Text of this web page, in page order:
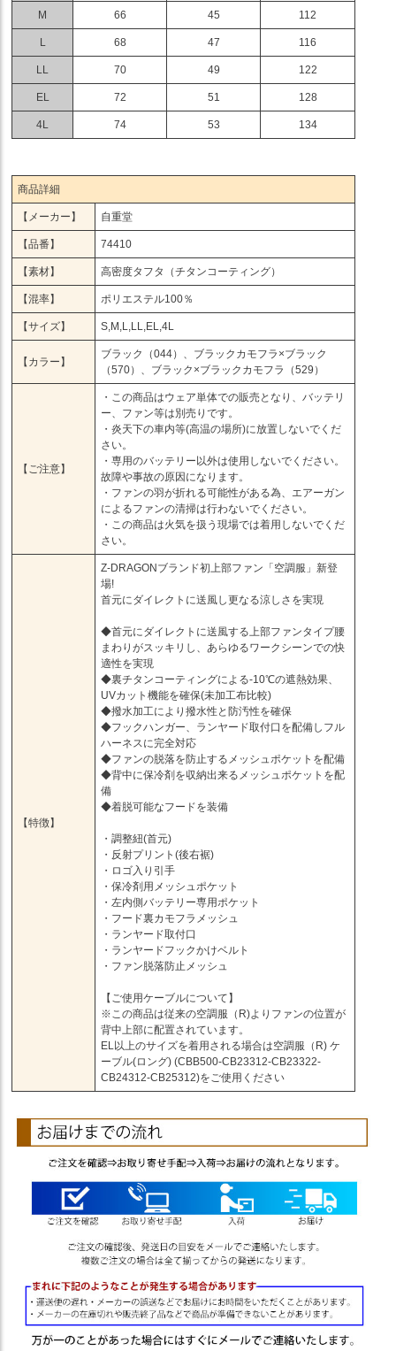
M 66 45 112
L 68 47 116
LL 70 49 122
EL 72 51 128
4L 74 53 134
商品詳細
【メーカー】 自重堂
【品番】 74410
【素材】 高密度タフタ（チタンコーティング）
【混率】 ポリエステル100％
【サイズ】 S,M,L,LL,EL,4L
【カラー】
ブラック（044）、ブラックカモフラ×ブラック
（570）、ブラック×ブラックカモフラ（529）
【ご注意】
・この商品はウェア単体での販売となり、バッテリ
ー、ファン等は別売りです。
・炎天下の車内等(高温の場所)に放置しないでくだ
さい。
・専用のバッテリー以外は使用しないでください。
故障や事故の原因になります。
・ファンの羽が折れる可能性がある為、エアーガン
によるファンの清掃は行わないでください。
・この商品は火気を扱う現場では着用しないでくだ
さい。
【特徴】
Z-DRAGONブランド初上部ファン「空調服」新登
場!
首元にダイレクトに送風し更なる涼しさを実現
◆首元にダイレクトに送風する上部ファンタイプ腰
まわりがスッキリし、あらゆるワークシーンでの快
適性を実現
◆裏チタンコーティングによる-10℃の遮熱効果、
UVカット機能を確保(未加工布比較)
◆撥水加工により撥水性と防汚性を確保
◆フックハンガー、ランヤード取付口を配備しフル
ハーネスに完全対応
◆ファンの脱落を防止するメッシュポケットを配備
◆背中に保冷剤を収納出来るメッシュポケットを配
備
◆着脱可能なフードを装備
・調整紐(首元)
・反射プリント(後右裾)
・ロゴ入り引手
・保冷剤用メッシュポケット
・左内側バッテリー専用ポケット
・フード裏カモフラメッシュ
・ランヤード取付口
・ランヤードフックかけベルト
・ファン脱落防止メッシュ
【ご使用ケーブルについて】
※この商品は従来の空調服（R)よりファンの位置が
背中上部に配置されています。
EL以上のサイズを着用される場合は空調服（R) ケ
ーブル(ロング) (CBB500-CB23312-CB23322-
CB24312-CB25312)をご使用ください